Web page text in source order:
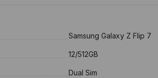
Samsung Galaxy Z Flip 7
12/512GB
Dual Sim